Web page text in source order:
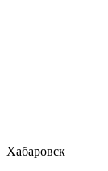
Хабаровск